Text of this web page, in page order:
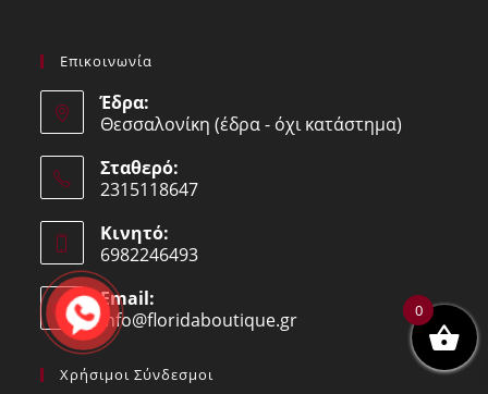
Επικοινωνία
Έδρα:
Θεσσαλονίκη (έδρα - όχι κατάστημα)
Σταθερό:
2315118647
in
your
application
Κινητό:
6982246493
Opens
in
your
Email:
info@floridaboutique.grOpens
Χρήσιμοι Σύνδεσμοι
0